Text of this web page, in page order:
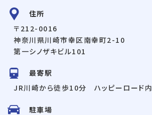
住所
〒212-0016
神奈川県川崎市幸区南幸町2-10
第一シノザキビル101
最寄駅
JR川崎から徒歩10分 ハッピーロード内
駐車場